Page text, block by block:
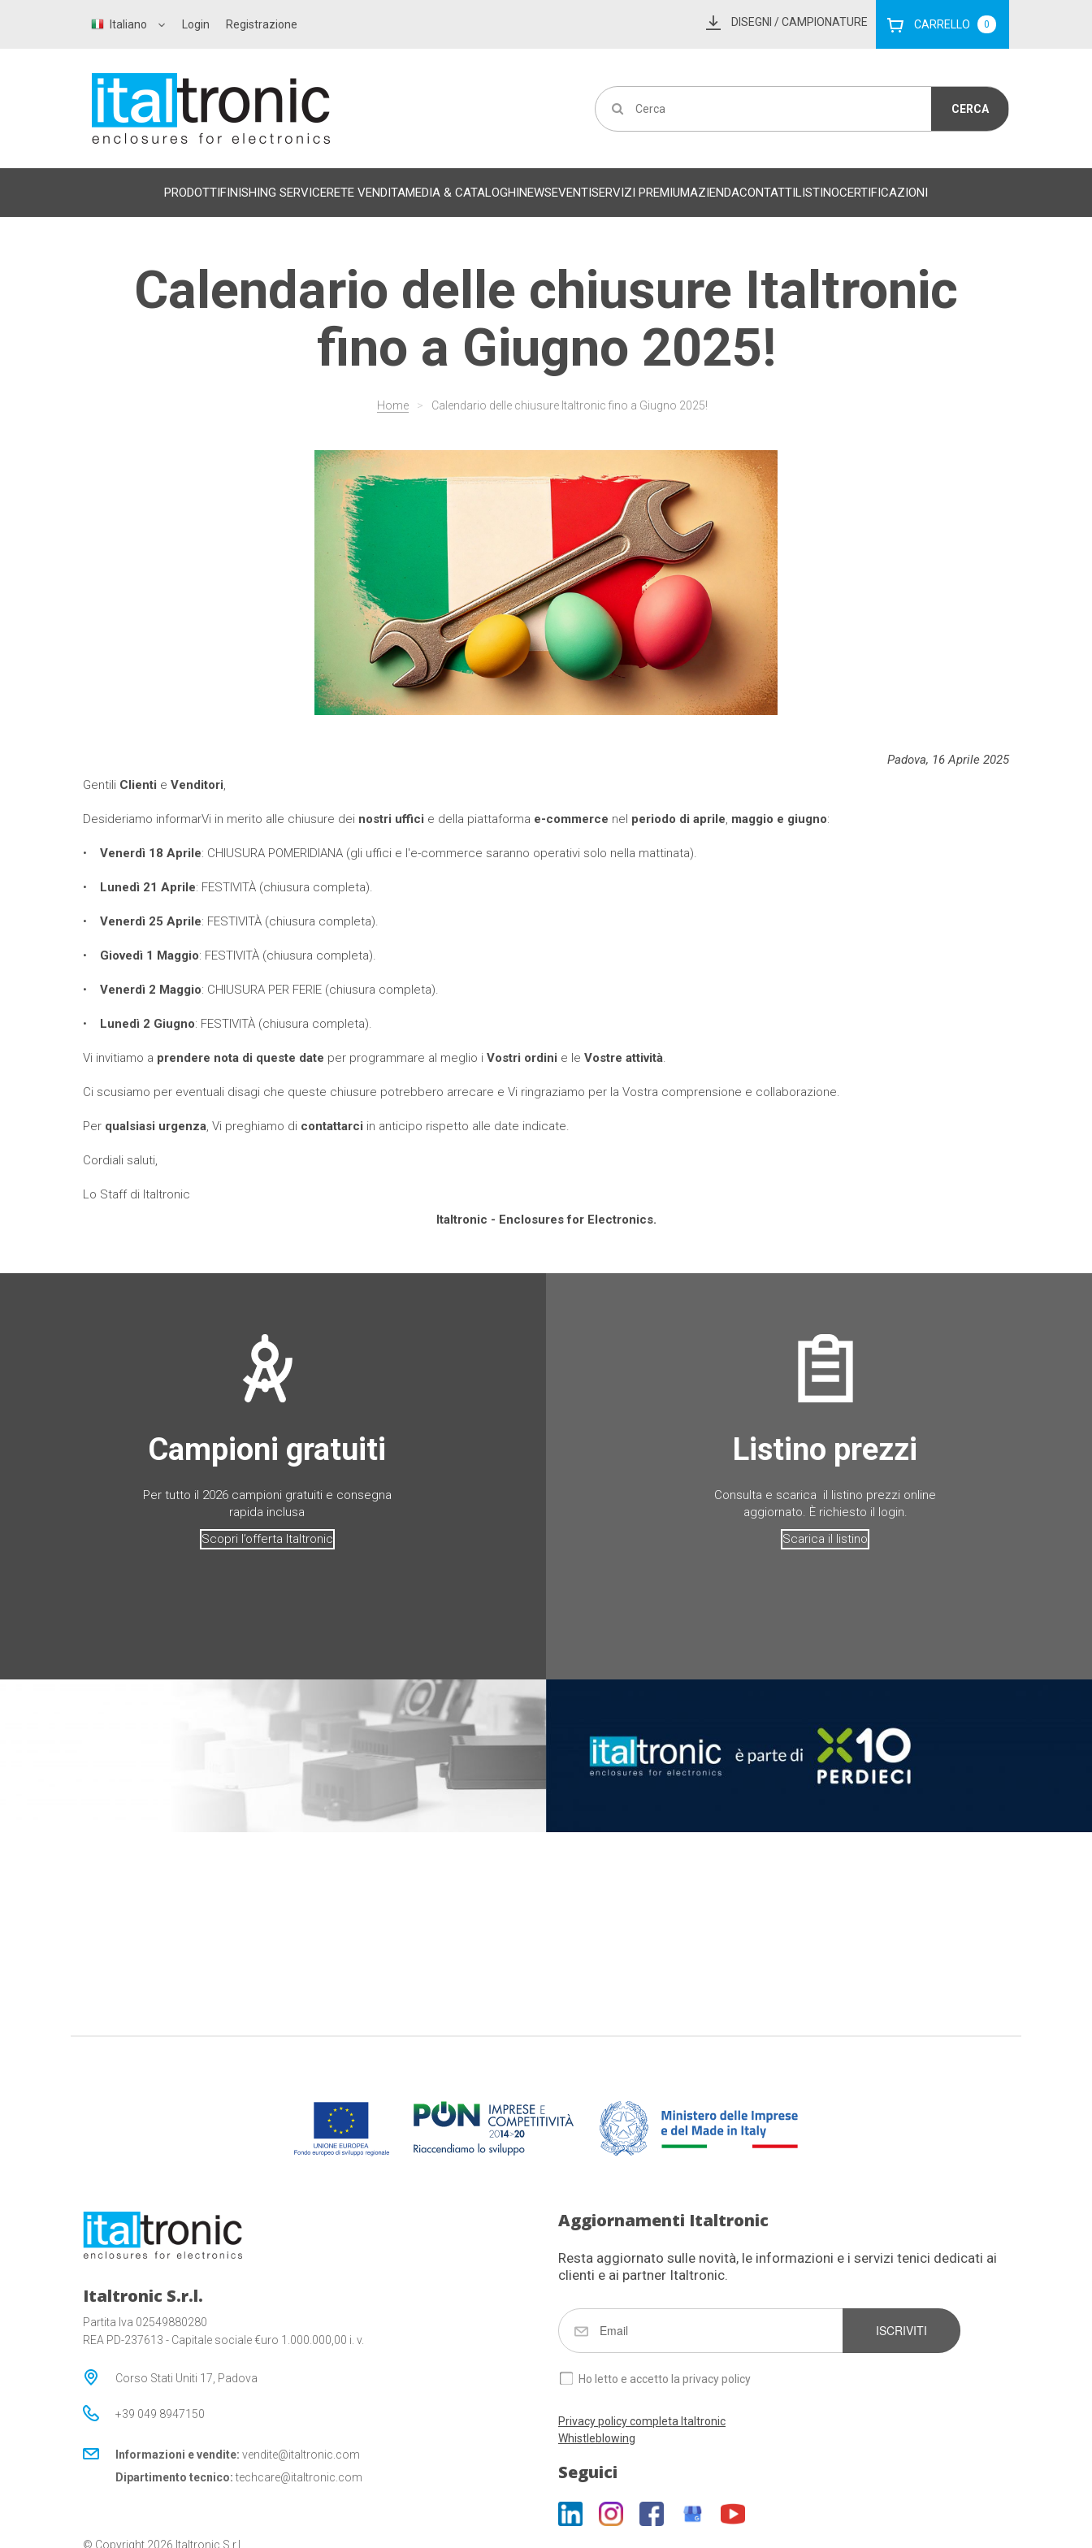
Italiano Login Registrazione DISEGNI / CAMPIONATURE CARRELLO 0
PRODOTTIFINISHING SERVICERETE VENDITAMEDIA & CATALOGHINEWSEVENTISERVIZI PREMIUMAZIENDACONTATTILISTINOCERTIFICAZIONI
Calendario delle chiusure Italtronic
fino a Giugno 2025!
Home > Calendario delle chiusure Italtronic fino a Giugno 2025!
Padova, 16 Aprile 2025
Gentili Clienti e Venditori,
Desideriamo informarVi in merito alle chiusure dei nostri uffici e della piattaforma e-commerce nel periodo di aprile, maggio e giugno:
• Venerdì 18 Aprile: CHIUSURA POMERIDIANA (gli uffici e l'e-commerce saranno operativi solo nella mattinata).
• Lunedì 21 Aprile: FESTIVITÀ (chiusura completa).
• Venerdì 25 Aprile: FESTIVITÀ (chiusura completa).
• Giovedì 1 Maggio: FESTIVITÀ (chiusura completa).
• Venerdì 2 Maggio: CHIUSURA PER FERIE (chiusura completa).
• Lunedì 2 Giugno: FESTIVITÀ (chiusura completa).
Vi invitiamo a prendere nota di queste date per programmare al meglio i Vostri ordini e le Vostre attività.
Ci scusiamo per eventuali disagi che queste chiusure potrebbero arrecare e Vi ringraziamo per la Vostra comprensione e collaborazione.
Per qualsiasi urgenza, Vi preghiamo di contattarci in anticipo rispetto alle date indicate.
Cordiali saluti,
Lo Staff di Italtronic
Italtronic - Enclosures for Electronics.
Campioni gratuiti
Per tutto il 2026 campioni gratuiti e consegna
rapida inclusa
Scopri l’offerta Italtronic
Listino prezzi
Consulta e scarica il listino prezzi online
aggiornato. È richiesto il login.
Scarica il listino
Italtronic S.r.l.
Partita Iva 02549880280
REA PD-237613 - Capitale sociale €uro 1.000.000,00 i. v.
Corso Stati Uniti 17, Padova
+39 049 8947150
Informazioni e vendite: vendite@italtronic.com
Dipartimento tecnico: techcare@italtronic.com
© Copyright 2026 Italtronic S.r.l.
Aggiornamenti Italtronic
Resta aggiornato sulle novità, le informazioni e i servizi tenici dedicati ai
clienti e ai partner Italtronic.
ISCRIVITI
Ho letto e accetto la privacy policy
Privacy policy completa Italtronic
Whistleblowing
Seguici